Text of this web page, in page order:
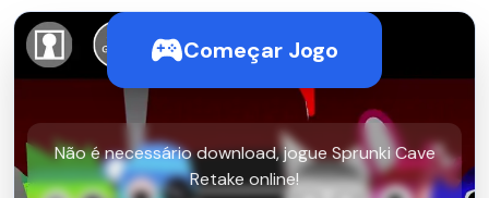
Começar Jogo
Não é necessário download, jogue Sprunki Cave
Retake online!